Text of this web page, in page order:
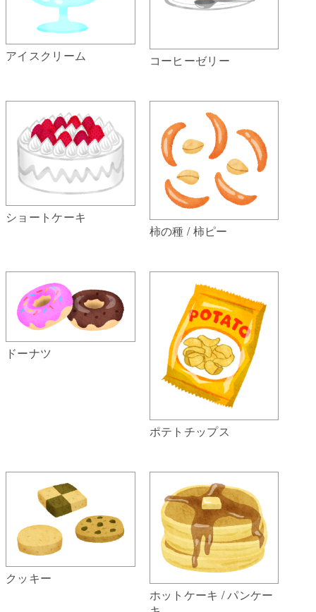
アイスクリーム コーヒーゼリー
ショートケーキ
柿の種 / 柿ピー
ドーナツ
ポテトチップス
クッキー
ホットケーキ / パンケー